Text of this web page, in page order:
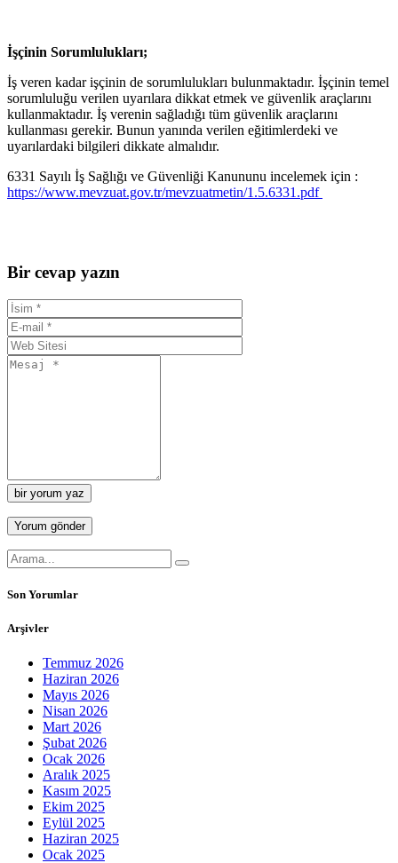
İşçinin Sorumlulukları;
İş veren kadar işçinin de sorumlulukları bulunmaktadır. İşçinin temel
sorumluluğu verilen uyarılara dikkat etmek ve güvenlik araçlarını
kullanmaktadır. İş verenin sağladığı tüm güvenlik araçlarını
kullanması gerekir. Bunun yanında verilen eğitimlerdeki ve
uyarılardaki bilgileri dikkate almalıdır.
6331 Sayılı İş Sağlığı ve Güvenliği Kanununu incelemek için :
https://www.mevzuat.gov.tr/mevzuatmetin/1.5.6331.pdf
Bir cevap yazın
bir yorum yaz
Son Yorumlar
Arşivler
Temmuz 2026
Haziran 2026
Mayıs 2026
Nisan 2026
Mart 2026
Şubat 2026
Ocak 2026
Aralık 2025
Kasım 2025
Ekim 2025
Eylül 2025
Haziran 2025
Ocak 2025